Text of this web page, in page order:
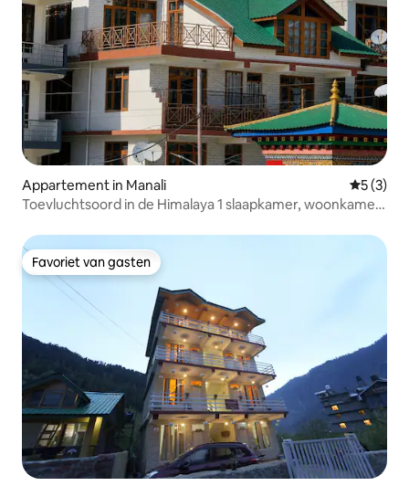
Appartement in Manali
5 (3)
Toevluchtsoord in de Himalaya 1 slaapkamer, woonkamer
Favoriet van gasten
Favoriet van gasten